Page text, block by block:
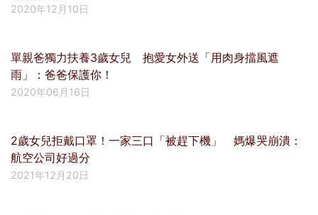
2020年12月10日
單親爸獨力扶養3歲女兒 抱愛女外送「用肉身擋風遮
雨」：爸爸保護你！
2020年06月16日
2歲女兒拒戴口罩！一家三口「被趕下機」 媽爆哭崩潰：
航空公司好過分
2021年12月20日